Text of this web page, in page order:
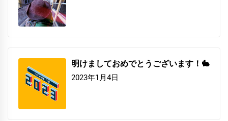
明けましておめでとうございます！🐇
2023年1月4日